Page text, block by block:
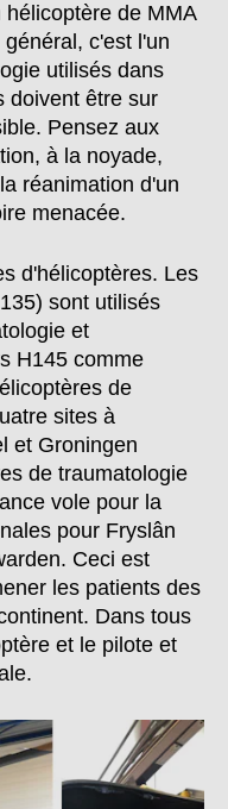
de MMA
c'est l'un
utilisés dans
doivent être sur
Pensez aux
à la noyade,
réanimation d'un
menacée.
d'hélicoptères. Les
sont utilisés
et
H145 comme
de
sites à
et Groningen
de traumatologie
vole pour la
pour Fryslân
Ceci est
les patients des
Dans tous
et le pilote et